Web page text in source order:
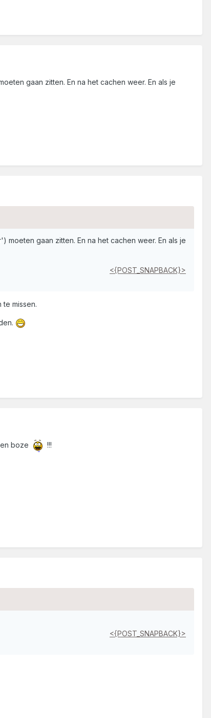
gaan zitten. En na het cachen weer. En als je
gaan zitten. En na het cachen weer. En als je
<{POST_SNAPBACK}>
missen.
boze !!!
<{POST_SNAPBACK}>